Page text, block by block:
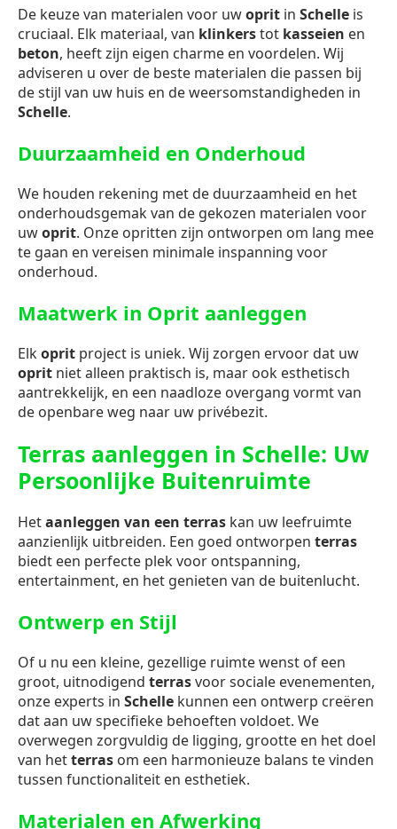
De keuze van materialen voor uwoprit in Schelle is
cruciaal. Elk materiaal, van klinkerstot kasseien en
beton, heeft zijn eigen charme en voordelen. Wij
adviseren u over de beste materialen die passen bij
de stijl van uw huis en de weersomstandigheden in
Schelle.
Duurzaamheid en Onderhoud
We houden rekening met de duurzaamheid en het
onderhoudsgemak van de gekozen materialen voor
uwoprit. Onze opritten zijn ontworpen om lang mee
te gaan en vereisen minimale inspanning voor
onderhoud.
Maatwerk in Oprit aanleggen
Elkoprit project is uniek. Wij zorgen ervoor dat uw
oprit niet alleen praktisch is, maar ook esthetisch
aantrekkelijk, en een naadloze overgang vormt van
de openbare weg naar uw privébezit.
Terras aanleggen in Schelle: Uw
Persoonlijke Buitenruimte
Hetaanleggen van een terras kan uw leefruimte
aanzienlijk uitbreiden. Een goed ontworpen terras
biedt een perfecte plek voor ontspanning,
entertainment, en het genieten van de buitenlucht.
Ontwerp en Stijl
Of u nu een kleine, gezellige ruimte wenst of een
groot, uitnodigend terrasvoor sociale evenementen,
onze experts in Schelle kunnen een ontwerp creëren
dat aan uw specifieke behoeften voldoet. We
overwegen zorgvuldig de ligging, grootte en het doel
van hetterras om een harmonieuze balans te vinden
tussen functionaliteit en esthetiek.
Materialen en Afwerking